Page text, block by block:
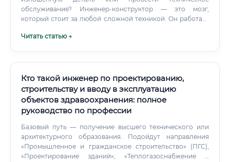
строительных вузах. В строительстве это работает лучше,
чем в большинстве других отраслей.
обслуживание? Инженер-конструктор — это мозг,
который стоит за любой сложной техникой. Он работает
информатики и даже экономики, чтобы создать
Читать статью →
Кто такой инженер по проектированию,
строительству и вводу в эксплуатацию
объектов здравоохранения: полное
руководство по профессии
Базовый путь — получение высшего технического или
архитектурного образования. Подойдут направления
«Промышленное и гражданское строительство» (ПГС),
«Проектирование зданий», «Теплогазоснабжение и